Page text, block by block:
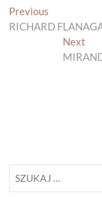
Nawigacja
wpisu
Previous
post:
RICHARD
NextNext